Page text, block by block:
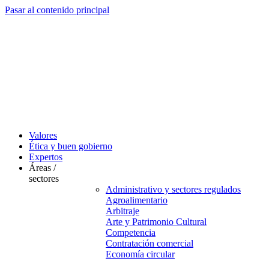
Pasar al contenido principal
Valores
Ética y buen gobierno
Expertos
Áreas /
sectores
Administrativo y sectores regulados
Agroalimentario
Arbitraje
Arte y Patrimonio Cultural
Competencia
Contratación comercial
Economía circular